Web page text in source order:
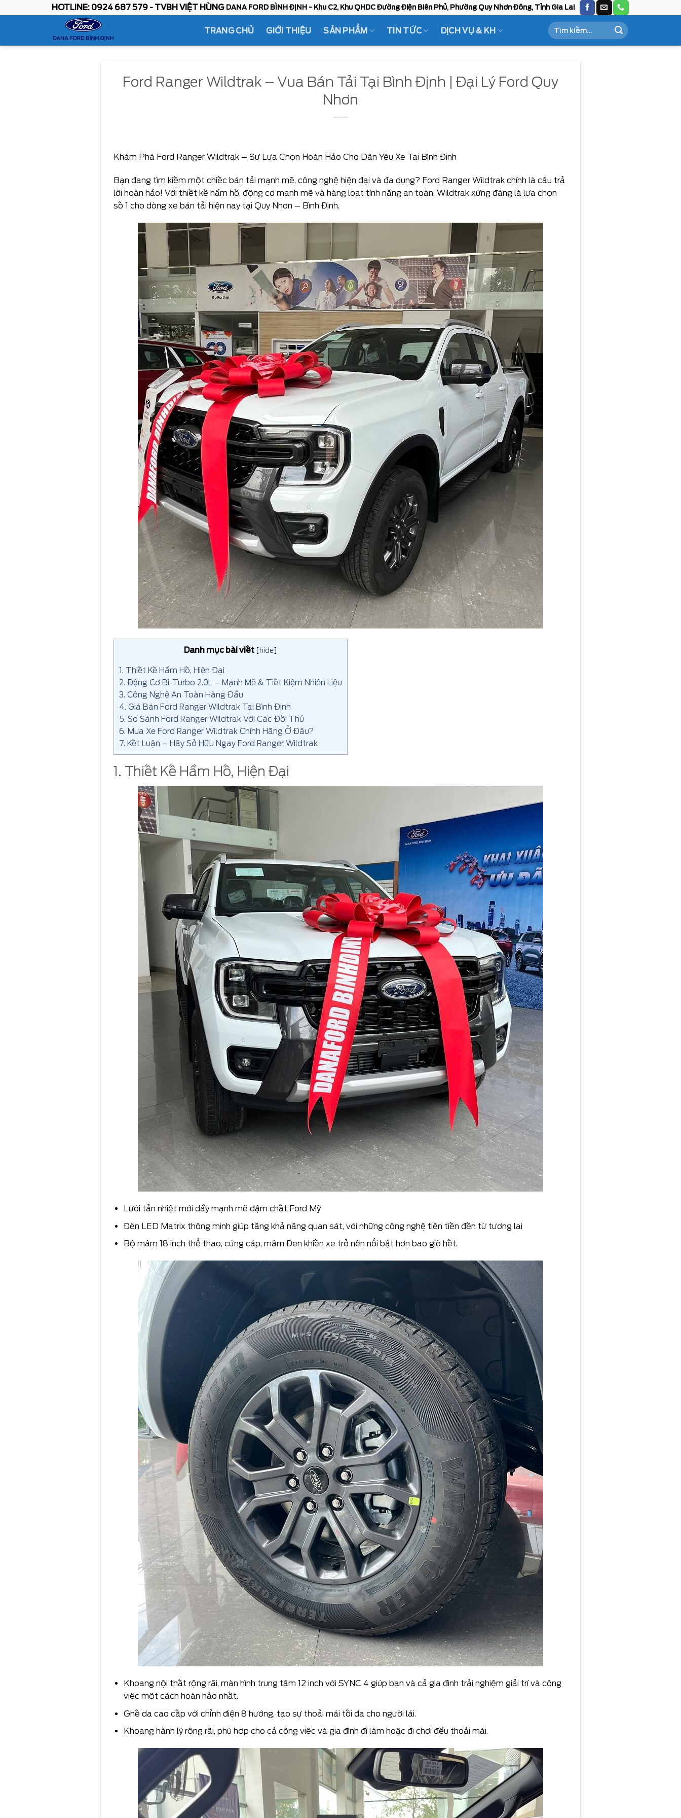
to
HOTLINE: 0924 687 579 - TVBH VIỆT HÙNG DANA FORD BÌNH ĐỊNH - Khu C2, Khu QHDC Đường Điện Biên Phủ, Phường Quy Nhơn Đông, Tỉnh Gia Lai
TRANG CHỦ GIỚI THIỆU SẢN PHẨM TIN TỨC DỊCH VỤ & KH
Tìm
kiếm:
Ford Ranger Wildtrak – Vua Bán Tải Tại Bình Định | Đại Lý Ford Quy
Nhơn
Khám Phá Ford Ranger Wildtrak – Sự Lựa Chọn Hoàn Hảo Cho Dân Yêu Xe Tại Bình Định
Bạn đang tìm kiếm một chiếc bán tải mạnh mẽ, công nghệ hiện đại và đa dụng? Ford Ranger Wildtrak chính là câu trả
lời hoàn hảo! Với thiết kế hầm hố, động cơ mạnh mẽ và hàng loạt tính năng an toàn, Wildtrak xứng đáng là lựa chọn
số 1 cho dòng xe bán tải hiện nay tại Quy Nhơn – Bình Định.
Danh mục bài viết [hide]
1. Thiết Kế Hầm Hố, Hiện Đại
2. Động Cơ Bi-Turbo 2.0L – Mạnh Mẽ & Tiết Kiệm Nhiên Liệu
3. Công Nghệ An Toàn Hàng Đầu
4. Giá Bán Ford Ranger Wildtrak Tại Bình Định
5. So Sánh Ford Ranger Wildtrak Với Các Đối Thủ
6. Mua Xe Ford Ranger Wildtrak Chính Hãng Ở Đâu?
7. Kết Luận – Hãy Sở Hữu Ngay Ford Ranger Wildtrak
1. Thiết Kế Hầm Hố, Hiện Đại
Lưới tản nhiệt mới đầy mạnh mẽ đậm chất Ford Mỹ
Đèn LED Matrix thông minh giúp tăng khả năng quan sát, với những công nghệ tiên tiến đến từ tương lai
Bộ mâm 18 inch thể thao, cứng cáp, mâm Đen khiến xe trở nên nổi bật hơn bao giờ hết.
Khoang nội thất rộng rãi, màn hình trung tâm 12 inch với SYNC 4 giúp bạn và cả gia đình trải nghiệm giải trí và công
việc một cách hoàn hảo nhất.
Ghế da cao cấp với chỉnh điện 8 hướng, tạo sự thoải mái tối đa cho người lái.
Khoang hành lý rộng rãi, phù hợp cho cả công việc và gia đình đi làm hoặc đi chơi đều thoải mái.